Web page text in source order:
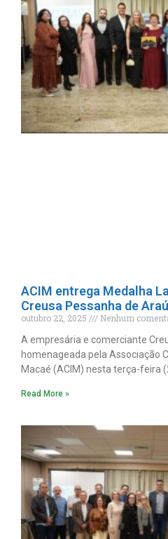
ACIM entrega Medalha
Creusa Pessanha de
outubro 22, 2025
Nenhum
A empresária e comerciante
homenageada pela Associação
Macaé (ACIM) nesta terça-feira
Read More »